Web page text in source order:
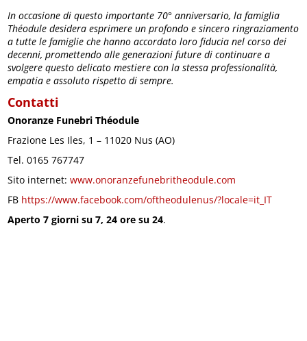
In occasione di questo importante 70° anniversario, la famiglia
Théodule desidera esprimere un profondo e sincero ringraziamento
a tutte le famiglie che hanno accordato loro fiducia nel corso dei
decenni, promettendo alle generazioni future di continuare a
svolgere questo delicato mestiere con la stessa professionalità,
empatia e assoluto rispetto di sempre.
Contatti
Onoranze Funebri Théodule
Frazione Les Iles, 1 – 11020 Nus (AO)
Tel. 0165 767747
Sito internet:www.onoranzefunebritheodule.com
FB https://www.facebook.com/oftheodulenus/?locale=it_IT
Aperto 7 giorni su 7, 24 ore su 24.